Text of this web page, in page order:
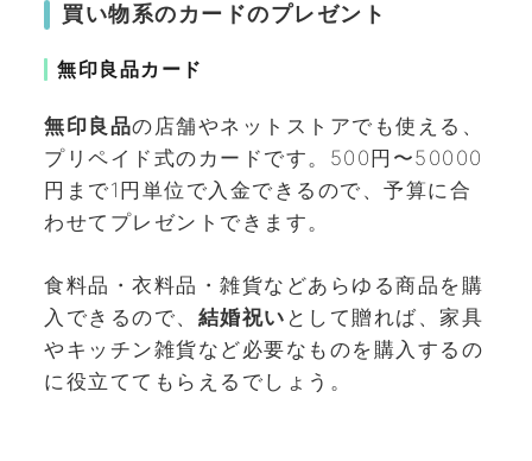
買い物系のカードのプレゼント
無印良品カード
無印良品の店舗やネットストアでも使える、
プリペイド式のカードです。500円〜50000
円まで1円単位で入金できるので、予算に合
わせてプレゼントできます。
食料品・衣料品・雑貨などあらゆる商品を購
入できるので、 結婚祝い として贈れば、家具
やキッチン雑貨など必要なものを購入するの
に役立ててもらえるでしょう。